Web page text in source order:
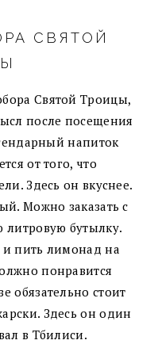
СВЯТОЙ
Святой Троицы,
после посещения
напиток
от того, что
Здесь он вкуснее.
Можно заказать с
литровую бутылку.
и пить лимонад на
понравится
обязательно стоит
Здесь он один
в Тбилиси.